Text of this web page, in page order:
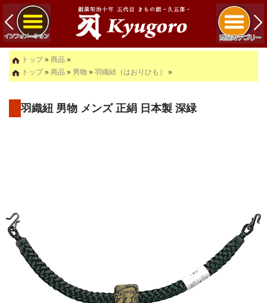
トップ» 商品 »
トップ» 商品 » 男物 » 羽織紐（はおりひも） »
羽織紐 男物 メンズ 正絹 日本製 深緑